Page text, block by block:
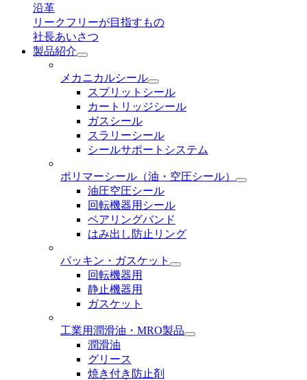
沿革
リークフリーが目指すもの
社長あいさつ
製品紹介
メカニカルシール
スプリットシール
カートリッジシール
ガスシール
スラリーシール
シールサポートシステム
ポリマーシール （油・空圧シール）
油圧空圧シール
回転機器用シール
ベアリングバンド
はみ出し防止リング
パッキン・ガスケット
回転機器用
静止機器用
ガスケット
工業用潤滑油・MRO製品
潤滑油
グリース
焼き付き防止剤